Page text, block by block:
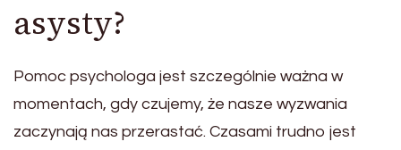
asysty?
Pomoc psychologa jest szczególnie ważna w
momentach, gdy czujemy, że nasze wyzwania
zaczynają nas przerastać. Czasami trudno jest